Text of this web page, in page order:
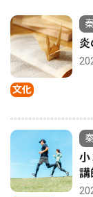
文化
小
講